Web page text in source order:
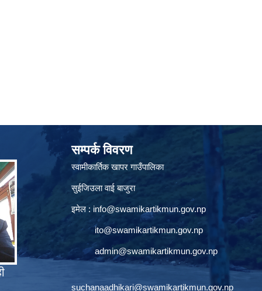
सम्पर्क विवरण
स्वामीकार्तिक खापर गाउँपालिका
सुईजिउला वाई बाजुरा
इमेल : info@swamikartikmun.gov.np
ito@swamikartikmun.gov.np
admin@swamikartikmun.gov.np
suchanaadhikari@swamikartikmun.gov.np